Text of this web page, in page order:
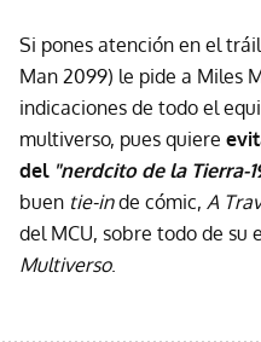
Si pones atención en el
Man 2099) le pide a Miles
indicaciones de todo el
multiverso, pues quiere
del "nerdcito de la Tierra-
buen tie-inde cómic, A
del MCU, sobre todo de su
Multiverso.